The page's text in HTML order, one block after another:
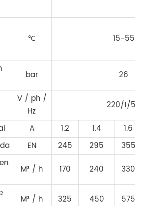
℃ 15-55
bar
26
V / ph /
Hz
220/1/50
A 1.2 1.4
1.6
EN 245 295
355
M³ / h 170 240
330
M³ / h 325 450
575